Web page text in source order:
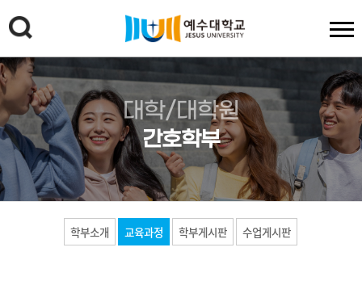
대학/대학원
간호학부
학부소개 교육과정 학부게시판 수업게시판